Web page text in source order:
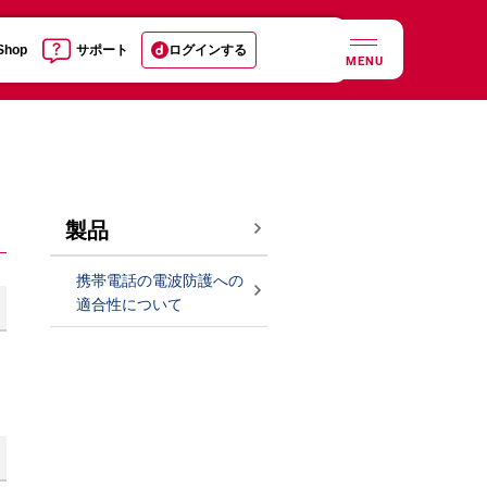
サポート ログインする
MENU
製品
携帯電話の電波防護への
適合性について